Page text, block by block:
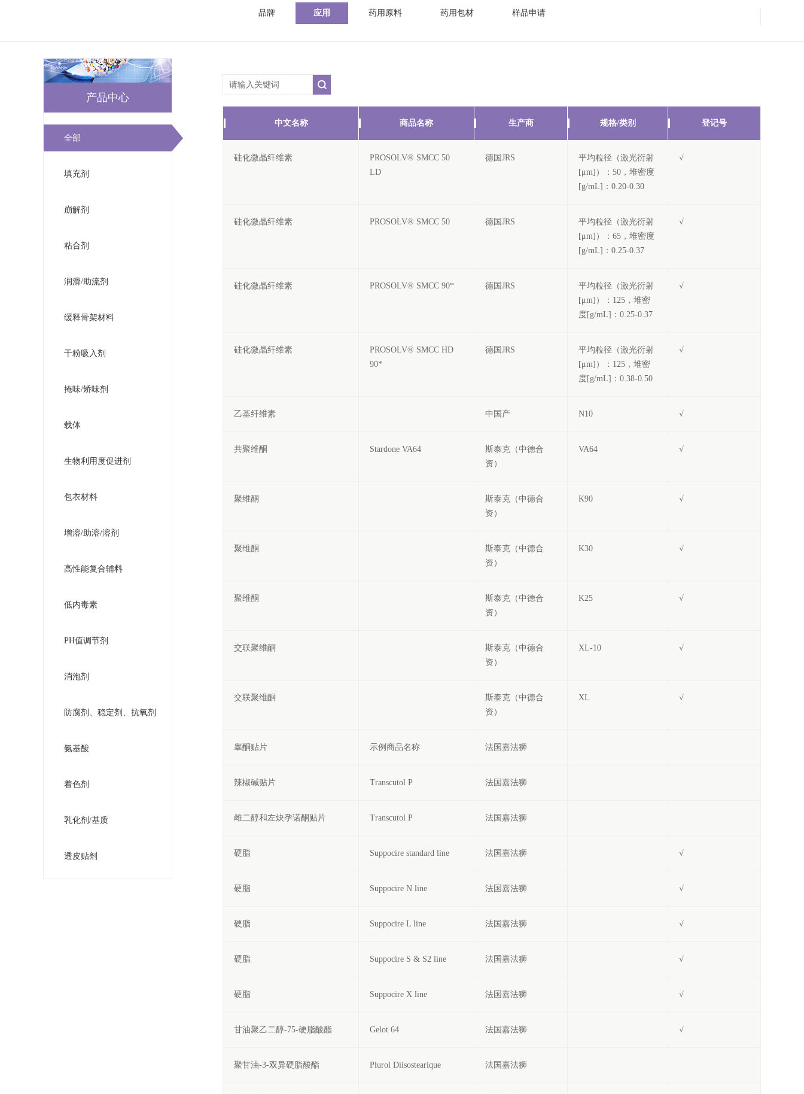
品牌 应用 药用原料 药用包材 样品申请
产品中心
全部
填充剂
崩解剂
粘合剂
润滑/助流剂
缓释骨架材料
干粉吸入剂
掩味/矫味剂
载体
生物利用度促进剂
包衣材料
增溶/助溶/溶剂
高性能复合辅料
低内毒素
PH值调节剂
消泡剂
防腐剂、稳定剂、抗氧剂
氨基酸
着色剂
乳化剂/基质
透皮贴剂
中文名称 商品名称 生产商 规格/类别 登记号
硅化微晶纤维素
PROSOLV® SMCC 50
LD
德国JRS
平均粒径（激光衍射
[μm]）：50，堆密度
[g/mL]：0.20-0.30
√
硅化微晶纤维素 PROSOLV® SMCC 50 德国JRS
平均粒径（激光衍射
[μm]）：65，堆密度
[g/mL]：0.25-0.37
√
硅化微晶纤维素 PROSOLV® SMCC 90* 德国JRS
平均粒径（激光衍射
[μm]）：125，堆密
度[g/mL]：0.25-0.37
√
硅化微晶纤维素
PROSOLV® SMCC HD
90*
德国JRS
平均粒径（激光衍射
[μm]）：125，堆密
度[g/mL]：0.38-0.50
√
乙基纤维素 中国产 N10 √
共聚维酮 Stardone VA64
斯泰克（中德合
资）
VA64 √
聚维酮
斯泰克（中德合
资）
K90 √
聚维酮
斯泰克（中德合
资）
K30 √
聚维酮
斯泰克（中德合
资）
K25 √
交联聚维酮
斯泰克（中德合
资）
XL-10 √
交联聚维酮
斯泰克（中德合
资）
XL √
睾酮贴片 示例商品名称 法国嘉法狮
辣椒碱贴片 Transcutol P 法国嘉法狮
雌二醇和左炔孕诺酮贴片 Transcutol P 法国嘉法狮
硬脂 Suppocire standard line 法国嘉法狮 √
硬脂 Suppocire N line 法国嘉法狮 √
硬脂 Suppocire L line 法国嘉法狮 √
硬脂 Suppocire S & S2 line 法国嘉法狮 √
硬脂 Suppocire X line 法国嘉法狮 √
甘油聚乙二醇-75-硬脂酸酯 Gelot 64 法国嘉法狮 √
聚甘油-3-双异硬脂酸酯 Plurol Diisostearique 法国嘉法狮